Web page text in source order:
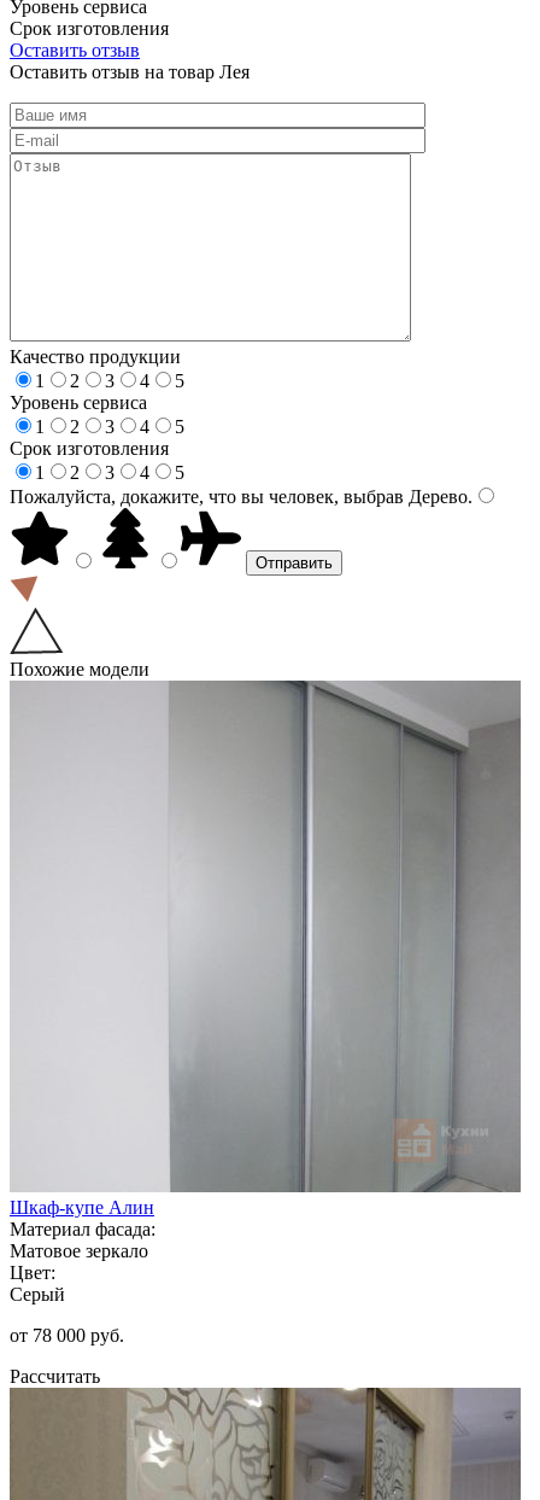
Уровень сервиса
Срок изготовления
Оставить отзыв
Оставить отзыв на товар Лея
Качество продукции
1
2 3 4
5
Уровень сервиса
1
2 3 4
5
Срок изготовления
1
2 3 4
5
Пожалуйста, докажите, что вы человек, выбрав Дерево.
Похожие модели
Шкаф-купе Алин
Материал фасада:
Матовое зеркало
Цвет:
Серый
от 78 000 руб.
Рассчитать